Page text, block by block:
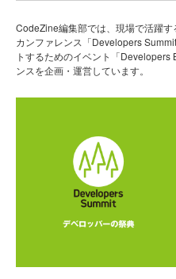
CodeZine編集部では、現場で活躍
カンファレンス「Developers
トするためのイベント「
ンスを企画・運営しています。